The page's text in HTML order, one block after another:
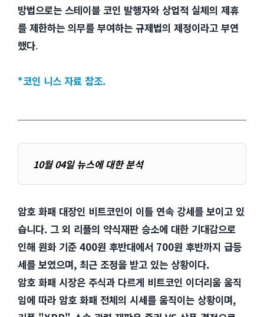
방법으로는 스테이블 코인 발행자와 상업적 실체의 제휴
를 제한하는 의무를 부여하는 규제법의 제정이라고 부연
했다.
*코인 니스 자료 참조.
10월 04일 뉴스에 대한 분석
암호 화패 대장인 비트코인이 이틀 연속 강세를 보이고 있
습니다. 그 외 리플의 약식재판 승소에 대한 기대감으로
인해 원화 기준 400원 후반대에서 700원 후반까지 급등
세를 보였으며, 최근 조정을 받고 있는 상황이다.
암호 화패 시장은 주식과 다르게 비트코인 이더리움 움직
임에 따라 암호 화패 전체의 시세를 움직이는 상황이며,